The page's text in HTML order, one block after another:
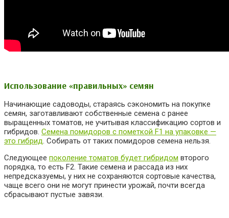
Использование «правильных» семян
Начинающие садоводы, стараясь сэкономить на покупке
семян, заготавливают собственные семена с ранее
выращенных томатов, не учитывая классификацию сортов и
гибридов. Семена помидоров с пометкой F1 на упаковке —
это гибрид. Собирать от таких помидоров семена нельзя.
Следующее поколение томатов будет гибридом второго
порядка, то есть F2. Такие семена и рассада из них
непредсказуемы, у них не сохраняются сортовые качества,
чаще всего они не могут принести урожай, почти всегда
сбрасывают пустые завязи.